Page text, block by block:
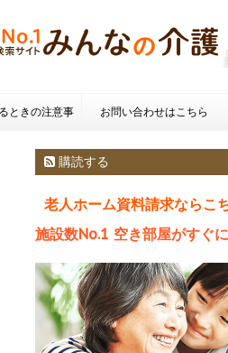
ときの注意事
の種類とお金
お問い合わせはこちら
購読する
老人ホーム資料請求ならこ
施設数No.1 空き部屋がすぐ